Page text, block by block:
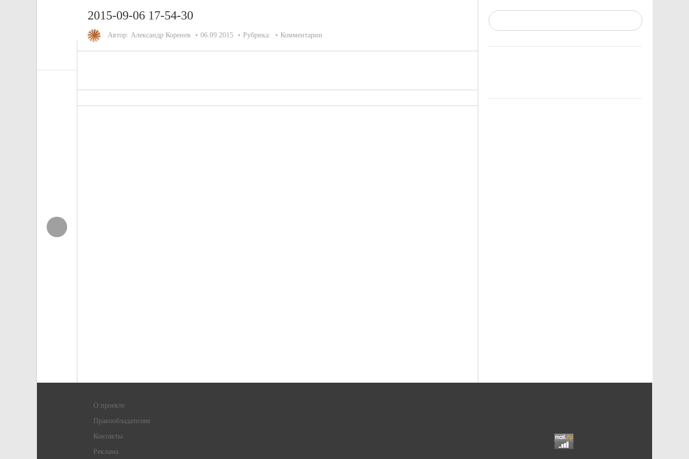
2015-09-06 17-54-30
Автор: Александр Коренев 06.09.2015 Рубрика: Комментарии
О проекте
Правообладателям
Контакты
Реклама